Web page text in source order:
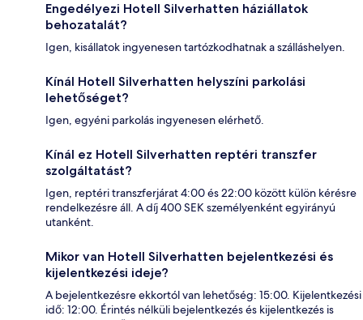
Engedélyezi Hotell Silverhatten háziállatok
behozatalát?
Igen, kisállatok ingyenesen tartózkodhatnak a szálláshelyen.
Kínál Hotell Silverhatten helyszíni parkolási
lehetőséget?
Igen, egyéni parkolás ingyenesen elérhető.
Kínál ez Hotell Silverhatten reptéri transzfer
szolgáltatást?
Igen, reptéri transzferjárat 4:00 és 22:00 között külön kérésre
rendelkezésre áll. A díj 400 SEK személyenként egyirányú
utanként.
Mikor van Hotell Silverhatten bejelentkezési és
kijelentkezési ideje?
A bejelentkezésre ekkortól van lehetőség: 15:00. Kijelentkezési
idő: 12:00. Érintés nélküli bejelentkezés és kijelentkezés is